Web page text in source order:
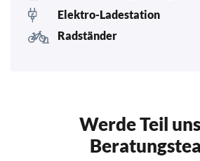
Elektro-Ladestation
Radständer
Werde Teil